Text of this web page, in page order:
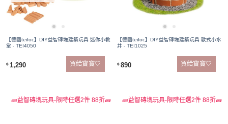
【德國teifoc】DIY益智磚塊建築玩具 迷你小教
堂 - TEI4050
$ 1,290 買給寶寶🤍
【德國teifoc】DIY益智磚塊建築玩具 歐式小水
井 - TEI1025
$ 890 買給寶寶🤍
🧱益智磚塊玩具-限時任選2件 88折🧱 🧱益智磚塊玩具-限時任選2件 88折🧱